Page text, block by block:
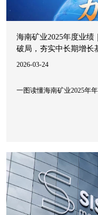
海南矿业2025年度业
破局，夯实中长期增长
2026-03-24
一图读懂海南矿业2025年